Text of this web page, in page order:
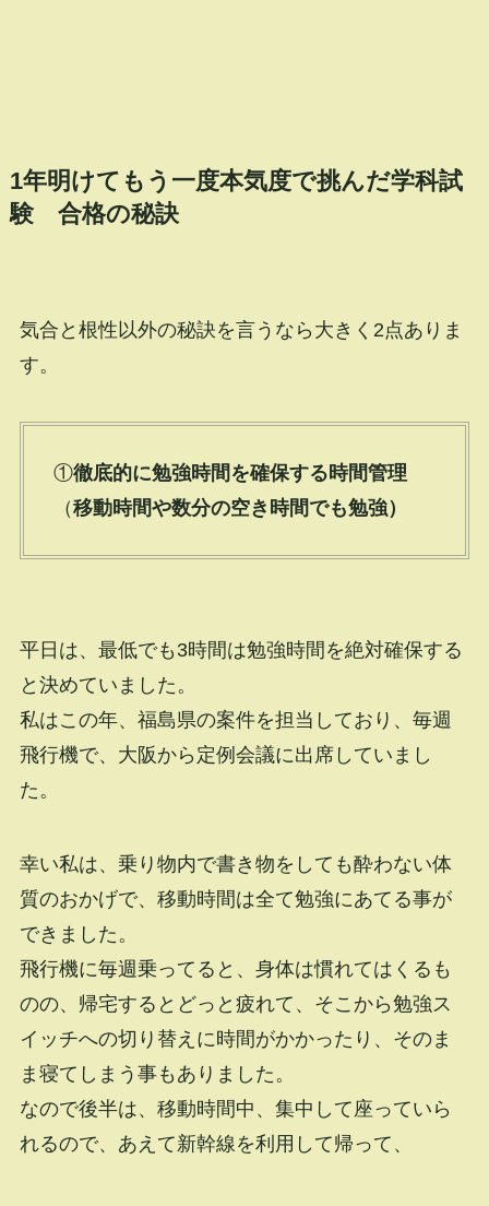
1年明けてもう一度本気度で挑んだ学科試
験 合格の秘訣
気合と根性以外の秘訣を言うなら大きく2点ありま
す。
①徹底的に勉強時間を確保する時間管理
（移動時間や数分の空き時間でも勉強）
平日は、最低でも3時間は勉強時間を絶対確保する
と決めていました。
私はこの年、福島県の案件を担当しており、毎週
飛行機で、大阪から定例会議に出席していまし
た。
幸い私は、乗り物内で書き物をしても酔わない体
質のおかげで、移動時間は全て勉強にあてる事が
できました。
飛行機に毎週乗ってると、身体は慣れてはくるも
のの、帰宅するとどっと疲れて、そこから勉強ス
イッチへの切り替えに時間がかかったり、そのま
ま寝てしまう事もありました。
なので後半は、移動時間中、集中して座っていら
れるので、あえて新幹線を利用して帰って、